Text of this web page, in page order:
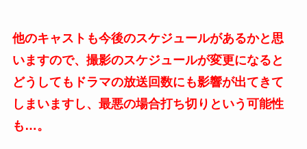
他のキャストも今後のスケジュールがあるかと思
いますので、撮影のスケジュールが変更になると
どうしてもドラマの放送回数にも影響が出てきて
しまいますし、最悪の場合打ち切りという可能性
も…。